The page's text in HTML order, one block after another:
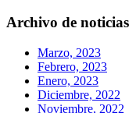
Archivo de noticias
Marzo, 2023
Febrero, 2023
Enero, 2023
Diciembre, 2022
Noviembre, 2022